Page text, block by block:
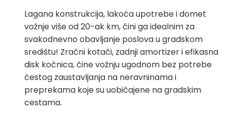
Lagana konstrukcija, lakoća upotrebe i domet
vožnje više od 20-ak km, čini ga idealnim za
svakodnevno obavljanje poslova u gradskom
središtu! Zračni kotači, zadnji amortizer i efikasna
disk kočnica, čine vožnju ugodnom bez potrebe
čestog zaustavljanja na neravninama i
preprekama koje su uobičajene na gradskim
cestama.